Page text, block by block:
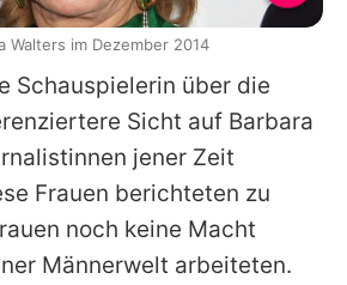
Schauspielerin über die
Sicht auf Barbara
jener Zeit
Frauen berichteten zu
noch keine Macht
Männerwelt arbeiteten.
Walters im Dezember 2014